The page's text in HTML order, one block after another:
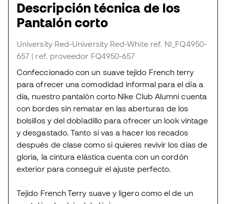
Descripción técnica de los
Pantalón corto
University Red-University Red-White ref. NI_FQ4950-
657 | ref. proveedor FQ4950-657
Confeccionado con un suave tejido French terry
para ofrecer una comodidad informal para el día a
día, nuestro pantalón corto Nike Club Alumni cuenta
con bordes sin rematar en las aberturas de los
bolsillos y del dobladillo para ofrecer un look vintage
y desgastado. Tanto si vas a hacer los recados
después de clase como si quieres revivir los días de
gloria, la cintura elástica cuenta con un cordón
exterior para conseguir el ajuste perfecto.
Tejido French Terry suave y ligero como el de un